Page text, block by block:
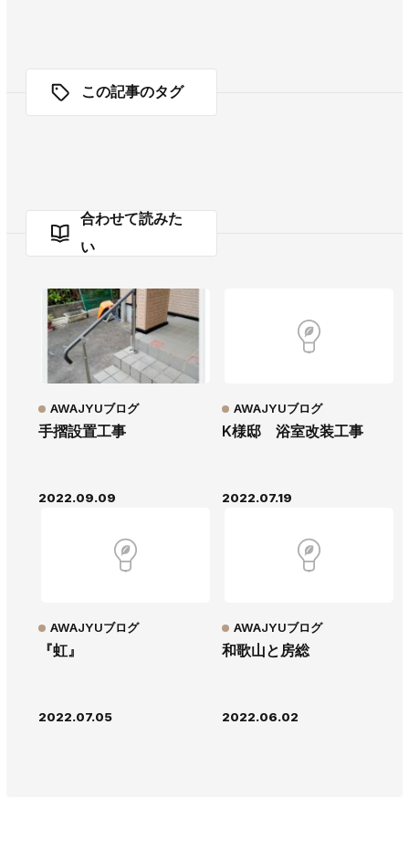
この記事のタグ
合わせて読みた
い
手摺設置工事
AWAJYUブログ
2022.09.09
K様邸 浴室改装工事
AWAJYUブログ
2022.07.19
『虹』
AWAJYUブログ
2022.07.05
和歌山と房総
AWAJYUブログ
2022.06.02